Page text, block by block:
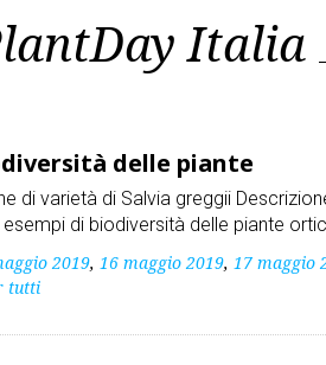
Italia
delle piante
di varietà di Salvia greggii
esempi di biodiversità delle piante
2019, 16 maggio 2019, 17 maggio
tutti